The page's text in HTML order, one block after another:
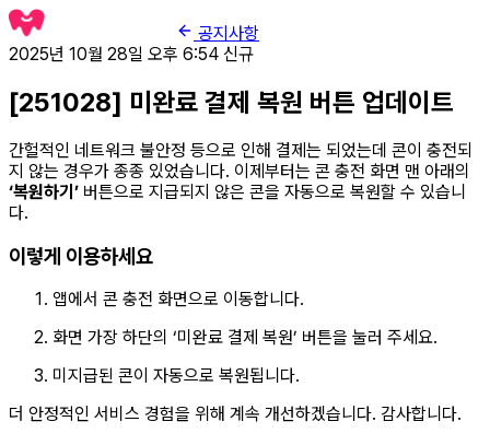
공지사항
2025년 10월 28일 오후 6:54 신규
[251028] 미완료 결제 복원 버튼 업데이트
간헐적인 네트워크 불안정 등으로 인해 결제는 되었는데 콘이 충전되
지 않는 경우가 종종 있었습니다. 이제부터는 콘 충전 화면 맨 아래의
‘복원하기’ 버튼으로 지급되지 않은 콘을 자동으로 복원할 수 있습니
다.
이렇게 이용하세요
앱에서 콘 충전 화면으로 이동합니다.
화면 가장 하단의 ‘미완료 결제 복원’ 버튼을 눌러 주세요.
미지급된 콘이 자동으로 복원됩니다.
더 안정적인 서비스 경험을 위해 계속 개선하겠습니다. 감사합니다.